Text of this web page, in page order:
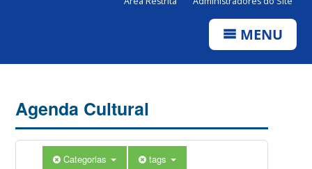
MENU
Agenda Cultural
Categorias tags